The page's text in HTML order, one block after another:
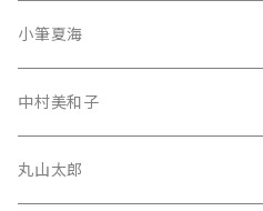
小筆夏海
中村美和子
丸山太郎